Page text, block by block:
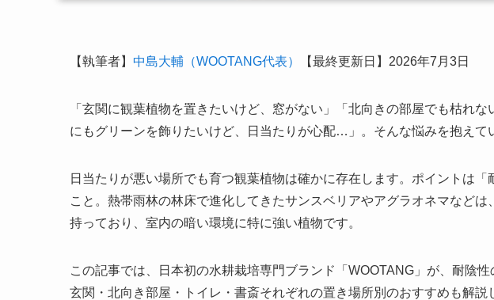
【執筆者】 中島大輔（WOOTANG代表） 【最終更新日】2026年7月3日
「玄関に観葉植物を置きたいけど、窓がない」「北向きの部屋でも枯れ
にもグリーンを飾りたいけど、日当たりが心配…」。そんな悩みを抱えて
日当たりが悪い場所でも育つ観葉植物は確かに存在します。ポイントは
こと。熱帯雨林の林床で進化してきたサンスベリアやアグラオネマなど
持っており、室内の暗い環境に特に強い植物です。
この記事では、日本初の水耕栽培専門ブランド「WOOTANG」が、耐陰
玄関・北向き部屋・トイレ・書斎それぞれの置き場所別のおすすめも解説